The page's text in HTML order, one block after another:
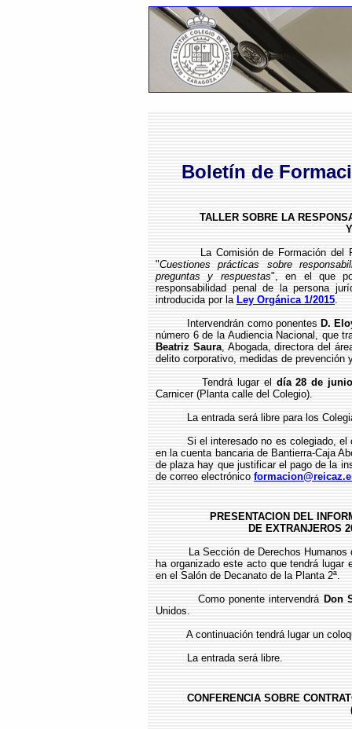
Boletín de
TALLER SOBRE LA
La Comisión de Formación del
"Cuestiones prácticas sobre
preguntas y respuestas", en el que
responsabilidad penal de la persona
introducida por la Ley Orgánica 1/2015.
Intervendrán como ponentes D.
número 6 de la Audiencia Nacional, que
Beatriz Saura, Abogada, directora del
delito corporativo, medidas de prevención
Tendrá lugar el día 28 de
Carnicer (Planta calle del Colegio).
La entrada será libre para los
Si el interesado no es colegiado, el
en la cuenta bancaria de Bantierra-Caja
de plaza hay que justificar el pago de la
de correo electrónico
PRESENTACION DEL
DE EXTRANJEROS
La Sección de Derechos Humanos
ha organizado este acto que tendrá lugar
en el Salón de Decanato de la Planta 2ª.
Como ponente intervendrá Don
Unidos.
A continuación tendrá lugar un
La entrada será libre.
CONFERENCIA SOBRE